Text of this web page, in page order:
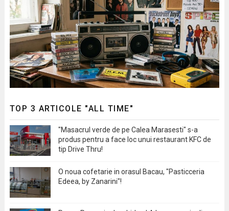
TOP 3 ARTICOLE "ALL TIME"
"Masacrul verde de pe Calea Marasesti" s-a
produs pentru a face loc unui restaurant KFC de
tip Drive Thru!
O noua cofetarie in orasul Bacau, "Pasticceria
Edeea, by Zanarini"!